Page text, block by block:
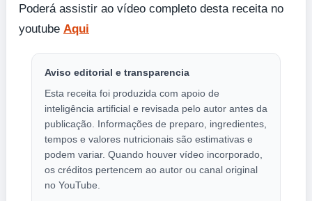
Poderá assistir ao vídeo completo desta receita no
youtube Aqui
Aviso editorial e transparencia
Esta receita foi produzida com apoio de
inteligência artificial e revisada pelo autor antes da
publicação. Informações de preparo, ingredientes,
tempos e valores nutricionais são estimativas e
podem variar. Quando houver vídeo incorporado,
os créditos pertencem ao autor ou canal original
no YouTube.